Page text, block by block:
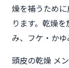
燥を補うため
ります。乾燥
み、フケ・かゆ
頭皮の乾燥 メ